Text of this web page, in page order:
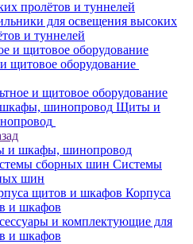
для освещения высоких
и туннелей
щитовое оборудование
и щитовое оборудование
Щиты и
и шкафы, шинопровод
Системы
шин
Корпуса
и шкафов